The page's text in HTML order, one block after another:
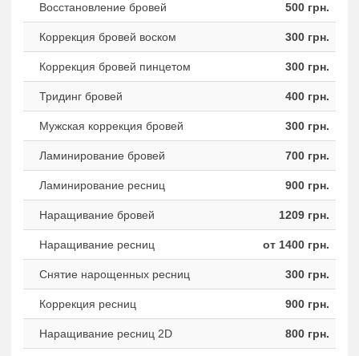
Восстановление бровей 500 грн.
Коррекция бровей воском 300 грн.
Коррекция бровей пинцетом 300 грн.
Тридинг бровей 400 грн.
Мужская коррекция бровей 300 грн.
Ламинирование бровей 700 грн.
Ламинирование ресниц 900 грн.
Наращивание бровей 1209 грн.
Наращивание ресниц от 1400 грн.
Снятие нарощенных ресниц 300 грн.
Коррекция ресниц 900 грн.
Наращивание ресниц 2D 800 грн.